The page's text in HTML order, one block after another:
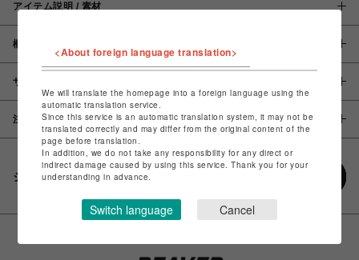
アイテム説明 / 素材
概要
サイズ
注意事項
シェアする
<About foreign language translation>
We will translate the homepage into a foreign language using the
automatic translation service.
Since this service is an automatic translation system, it may not be
translated correctly and may differ from the original content of the
page before translation.
In addition, we do not take any responsibility for any direct or
indirect damage caused by using this service. Thank you for your
understanding in advance.
Switch language Cancel